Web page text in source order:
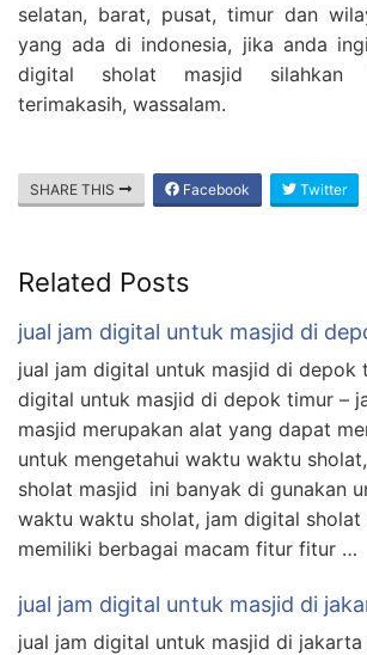
selatan, barat, pusat, timur dan
yang ada di indonesia, jika anda
digital sholat masjid silahkan
terimakasih, wassalam.
SHARE THIS Facebook Twitter
Related Posts
jual jam digital untuk masjid di
jual jam digital untuk masjid di depok
digital untuk masjid di depok timur –
masjid merupakan alat yang dapat
untuk mengetahui waktu waktu
sholat masjid ini banyak di gunakan
waktu waktu sholat, jam digital sholat
memiliki berbagai macam fitur fitur …
jual jam digital untuk masjid di
jual jam digital untuk masjid di